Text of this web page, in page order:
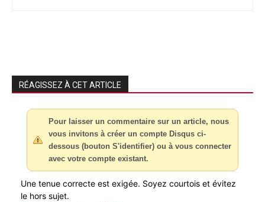
RÉAGISSEZ À CET ARTICLE
Pour laisser un commentaire sur un article, nous
vous invitons à créer un compte Disqus ci-
dessous (bouton S'identifier) ou à vous connecter
avec votre compte existant.
Une tenue correcte est exigée. Soyez courtois et évitez
le hors sujet.